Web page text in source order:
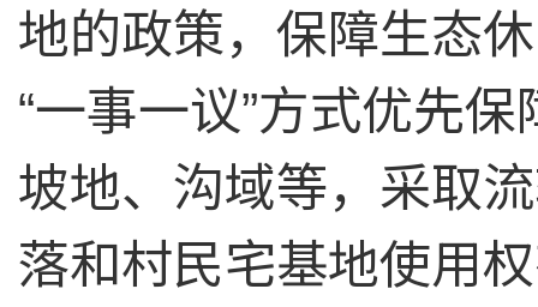
地的政策，保障生态
“一事一议”方式优先保
坡地、沟域等，采取
落和村民宅基地使用